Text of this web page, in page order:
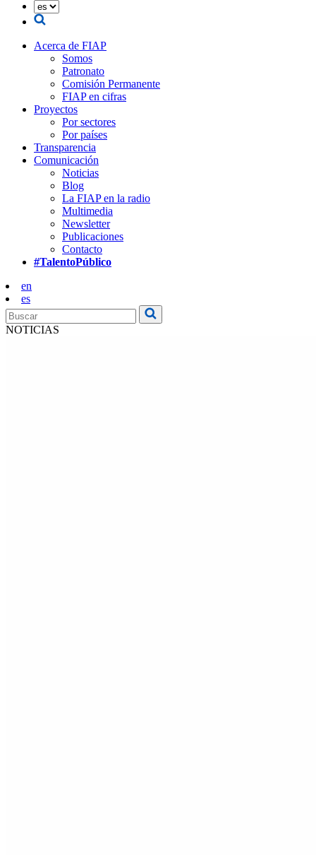
Acerca de FIAP
Somos
Patronato
Comisión Permanente
FIAP en cifras
Proyectos
Por sectores
Por países
Transparencia
Comunicación
Noticias
Blog
La FIAP en la radio
Multimedia
Newsletter
Publicaciones
Contacto
#TalentoPúblico
en
es
NOTICIAS